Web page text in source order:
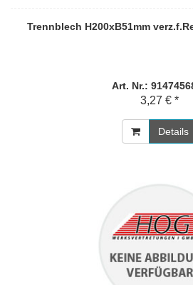
Trennblech H200xB51mm
Art. Nr.:
3,27 € *
Details